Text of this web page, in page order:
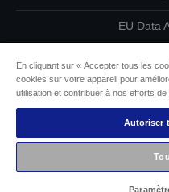
EU Data
L’engagement
Copyright ©
En cliquant sur « Accepter tous les
cookies sur votre appareil pour
utilisation et contribuer à nos efforts de
Autoriser